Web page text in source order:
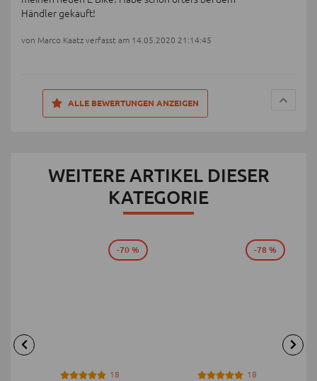
Händler gekauft!
von Marco Kaatz verfasst am 14.05.2020 21:14:45
ALLE BEWERTUNGEN ANZEIGEN
WEITERE ARTIKEL DIESER
KATEGORIE
18
-70 %
18
-78 %